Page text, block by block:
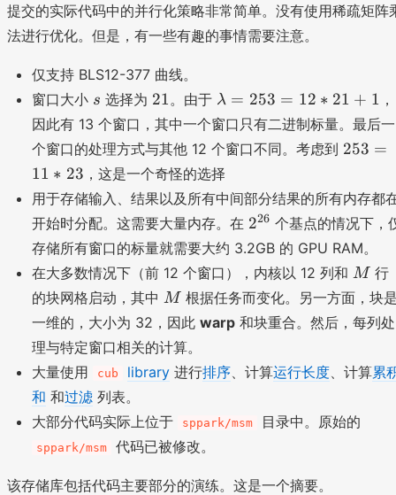
提交的实际代码中的并行化策略非常简单。没有使用稀疏矩阵
法进行优化。但是，有一些有趣的事情需要注意。
仅支持 BLS12-377 曲线。
窗口大小 s
s 选择为 2
1
21 。由于 \l
a
m
b
d
a
2
5
3
=
1
*
2
+
λ = 253 = 12 ∗ 21 + 1 ，
因此有 13 个窗口，其中一个窗口只有二进制标量。最后一
个窗口的处理方式与其他 12 个窗口不同。考虑到 2
3
=
1
1
*
2
3
253 =
11 ∗ 23 ，这是一个奇怪的选择
用于存储输入、结果以及所有中间部分结果的所有内存都
开始时分配。这需要大量内存。在 2
^
2
6
}
226 个基点的情况下，
存储所有窗口的标量就需要大约 3.2GB 的 GPU RAM。
在大多数情况下（前 12 个窗口），内核以 12 列和 M
M 行
的块网格启动，其中 M
M 根据任务而变化。另一方面，块
一维的，大小为 32，因此 warp 和块重合。然后，每列处
理与特定窗口相关的计算。
大量使用
cub library 进行排序 、计算运行长度 、计算累
和 和过滤 列表。
大部分代码实际上位于
sppark/msm 目录中。原始的
sppark/msm 代码已被修改。
该存储库包括代码主要部分的演练。这是一个摘要。